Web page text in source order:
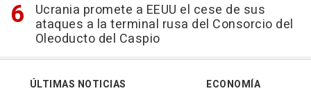
Ucrania promete a EEUU el cese de sus
ataques a la terminal rusa del Consorcio del
Oleoducto del Caspio
ÚLTIMAS NOTICIAS
ECONOMÍA